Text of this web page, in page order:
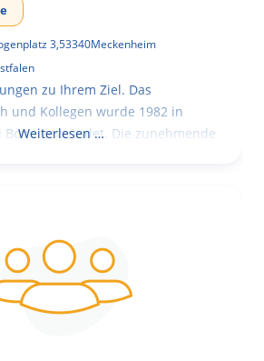
3,53340Meckenheim
zu Ihrem Ziel. Das
und Kollegen wurde 1982 in
Bonn gegründet. Die zunehmende
Weiterlesen …